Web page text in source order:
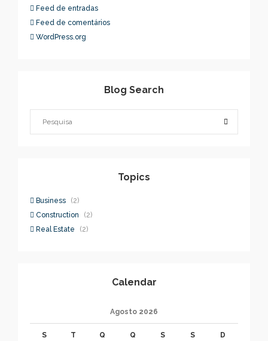
Feed de entradas
Feed de comentários
WordPress.org
Blog Search
Topics
Business
(2)
Construction
(2)
Real Estate
(2)
Calendar
Agosto 2026
S T Q Q S S D